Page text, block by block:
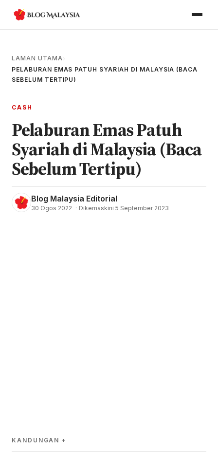
LAMAN UTAMA›
PELABURAN EMAS PATUH SYARIAH DI MALAYSIA (BACA
SEBELUM TERTIPU)
CASH
Pelaburan Emas Patuh
Syariah di Malaysia (Baca
Sebelum Tertipu)
Blog Malaysia Editorial
30 Ogos 2022 · Dikemaskini 5 September 2023
KANDUNGAN